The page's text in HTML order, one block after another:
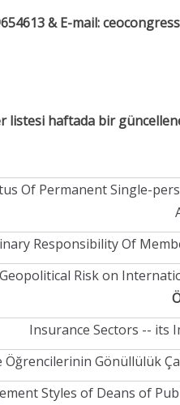
& E-mail:
listesi haftada bir
Of Permanent Single-
Responsibility Of
Risk on
Insurance Sectors -- its
Gönüllülük
Styles of Deans of